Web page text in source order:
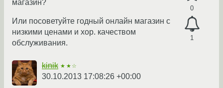
0
1
магазин?
Или посоветуйте годный онлайн магазин с
низкими ценами и хор. качеством
обслуживания.
kinik ★★☆
30.10.2013 17:08:26 +00:00